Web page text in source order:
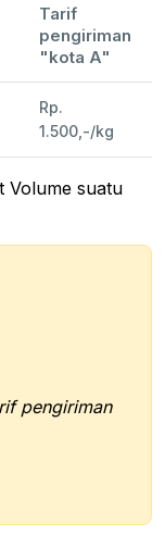
Tarif
pengiriman
"kota A"
Rp.
1.500,-/kg
Volume suatu
pengiriman